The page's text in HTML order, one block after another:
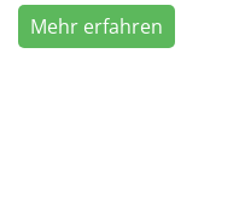
Mehr erfahren